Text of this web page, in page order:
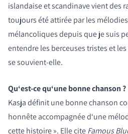
islandaise et scandinave vient des
toujours été attirée par les
mélancoliques depuis que je suis
entendre les berceuses tristes et
se souvient-elle.
Qu‘est-ce qu‘une bonne chanson ?
Kasja définit une bonne chanson
honnête accompagnée d‘une
cette histoire ». Elle citeFamous